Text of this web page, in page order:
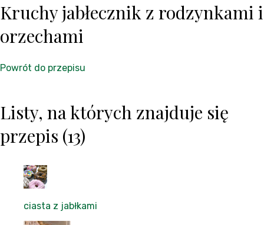
Kruchy jabłecznik z rodzynkami i
orzechami
Powrót do przepisu
Listy, na których znajduje się
przepis (13)
ciasta z jabłkami